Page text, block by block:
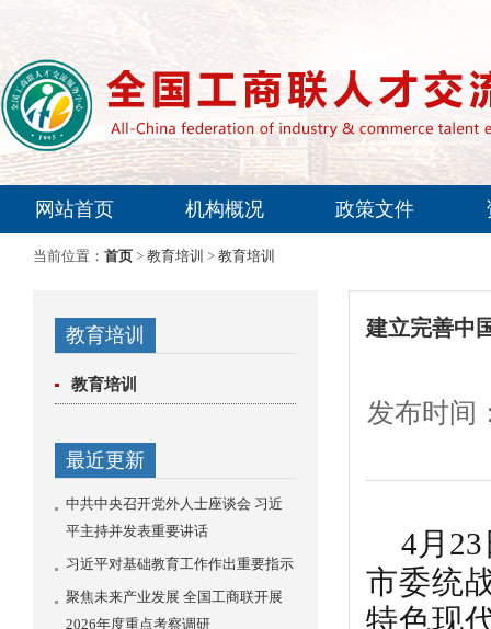
网站首页 机构概况 政策文件
专家委员会
当前位置： 首页 > 教育培训 > 教育培训
教育培训
教育培训
最近更新
中共中央召开党外人士座谈会 习近
平主持并发表重要讲话
习近平对基础教育工作作出重要指示
聚焦未来产业发展 全国工商联开展
2026年度重点考察调研
建立完善中
发布时间
4月 23
市委统
特色现